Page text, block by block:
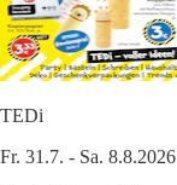
TEDi
Fr. 31.7. - Sa. 8.8.2026